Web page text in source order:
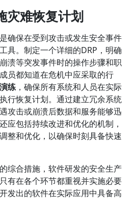
灾难恢复计划
是确保在受到攻击或发生安全事件
具。制定一个详细的DRP，明确
溃等突发事件时的操作步骤和职
员都知道在危机中应采取的行
练 ，确保所有系统和人员在实际
行恢复计划。通过建立冗余系统
攻击或崩溃后数据和服务能够迅
应包括持续改进和优化的机制，
整和优化，以确保时刻具备快速
综合措施，软件研发的安全生产
有在各个环节都重视并实施必要
发出的软件在实际应用中具备高